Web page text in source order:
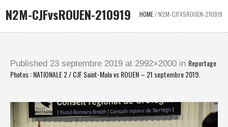
N2M-CJFvsROUEN-210919 HOME/N2M-CJFVSROUEN-210919
Published 23 septembre 2019 at 2992×2000 in Reportage
Photos : NATIONALE 2 / CJF Saint-Malo vs ROUEN – 21 septembre 2019.